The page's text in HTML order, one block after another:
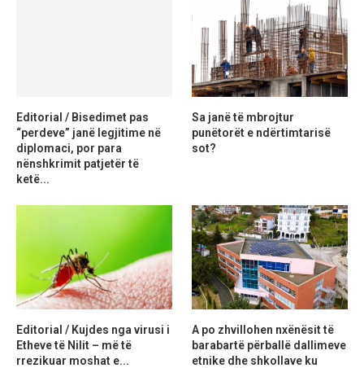
Editorial / Bisedimet pas
“perdeve” janë legjitime në
diplomaci, por para
nënshkrimit patjetër të
ketë...
Sa janë të mbrojtur
punëtorët e ndërtimtarisë
sot?
Editorial / Kujdes nga virusi i
Etheve të Nilit – më të
rrezikuar moshat e...
A po zhvillohen nxënësit të
barabartë përballë dallimeve
etnike dhe shkollave ku